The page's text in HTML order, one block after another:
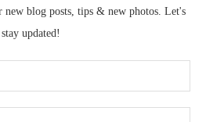
new blog posts, tips & new photos. Let's
stay updated!